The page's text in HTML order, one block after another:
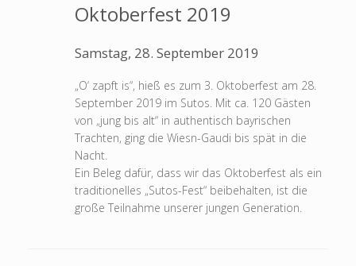
Oktoberfest 2019
Samstag, 28. September 2019
„O‘ zapft is“, hieß es zum 3. Oktoberfest am 28.
September 2019 im Sutos. Mit ca. 120 Gästen
von „jung bis alt“ in authentisch bayrischen
Trachten, ging die Wiesn-Gaudi bis spät in die
Nacht.
Ein Beleg dafür, dass wir das Oktoberfest als ein
traditionelles „Sutos-Fest“ beibehalten, ist die
große Teilnahme unserer jungen Generation.